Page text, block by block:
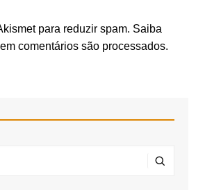
para reduzir spam. Saiba
comentários são processados.